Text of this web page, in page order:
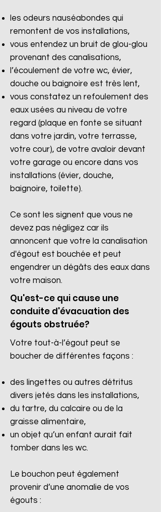
les odeurs nauséabondes qui
remontent de vos installations,
vous entendez un bruit de glou-glou
provenant des canalisations,
l’écoulement de votre wc, évier,
douche ou baignoire est très lent,
vous constatez un refoulement des
eaux usées au niveau de votre
regard (plaque en fonte se situant
dans votre jardin, votre terrasse,
votre cour), de votre avaloir devant
votre garage ou encore dans vos
installations (évier, douche,
baignoire, toilette).
Ce sont les signent que vous ne
devez pas négligez car ils
annoncent que votre la canalisation
d'égout est bouchée et peut
engendrer un dégâts des eaux dans
votre maison.
Qu'est-ce qui cause une
conduite d'évacuation des
égouts obstruée?
Votre tout-à-l’égout peut se
boucher de différentes façons :
des lingettes ou autres détritus
divers jetés dans les installations,
du tartre, du calcaire ou de la
graisse alimentaire,
un objet qu’un enfant aurait fait
tomber dans les wc.
Le bouchon peut également
provenir d’une anomalie de vos
égouts :